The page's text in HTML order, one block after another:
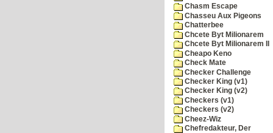
Chasm Escape
Chasseu Aux Pigeons
Chatterbee
Chcete Byt Milionarem
Chcete Byt Milionarem II
Cheapo Keno
Check Mate
Checker Challenge
Checker King (v1)
Checker King (v2)
Checkers (v1)
Checkers (v2)
Cheez-Wiz
Chefredakteur, Der